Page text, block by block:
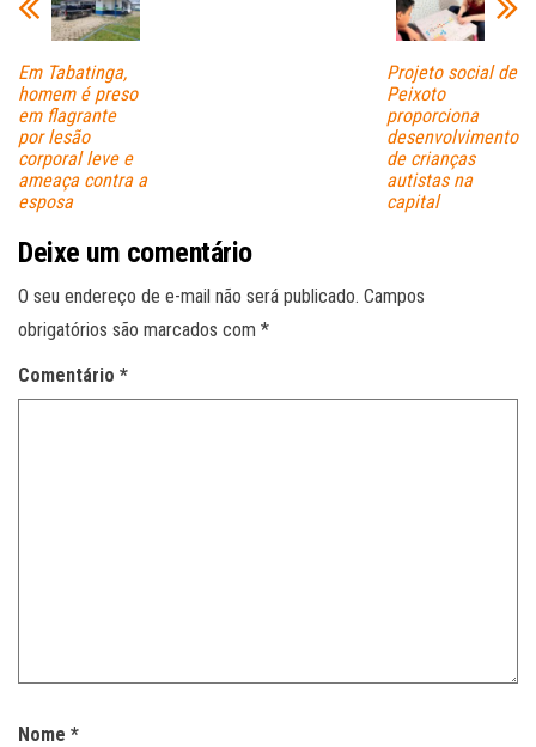
Em Tabatinga,
homem é preso
em flagrante
por lesão
corporal leve e
ameaça contra a
esposa
Projeto social de
Peixoto
proporciona
desenvolvimento
de crianças
autistas na
capital
Deixe um comentário
O seu endereço de e-mail não será publicado. Campos
obrigatórios são marcados com *
Comentário *
Nome *